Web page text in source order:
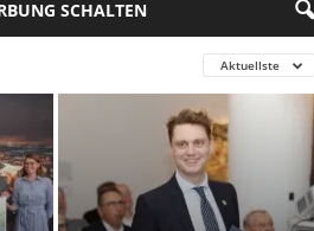
SCHALTEN
Aktuellste